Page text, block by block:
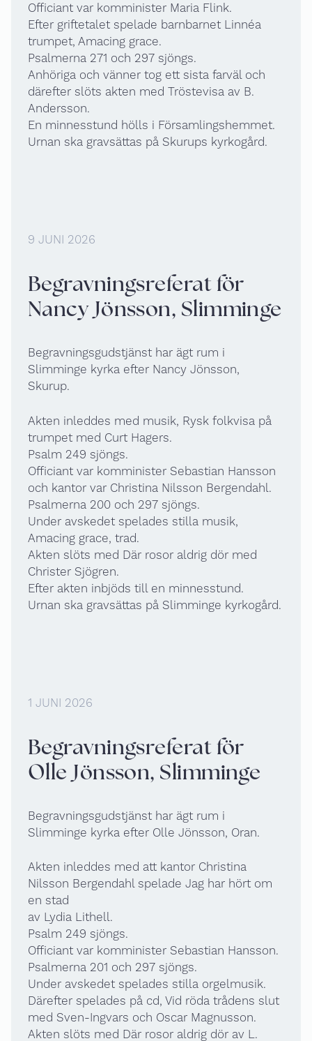
Officiant var komminister Maria Flink.
Efter griftetalet spelade barnbarnet Linnéa
trumpet, Amacing grace.
Psalmerna 271 och 297 sjöngs.
Anhöriga och vänner tog ett sista farväl och
därefter slöts akten med Tröstevisa av B.
Andersson.
En minnesstund hölls i Församlingshemmet.
Urnan ska gravsättas på Skurups kyrkogård.
9 JUNI 2026
Begravningsreferat för
Nancy Jönsson, Slimminge
Begravningsgudstjänst har ägt rum i
Slimminge kyrka efter Nancy Jönsson,
Skurup.
Akten inleddes med musik, Rysk folkvisa på
trumpet med Curt Hagers.
Psalm 249 sjöngs.
Officiant var komminister Sebastian Hansson
och kantor var Christina Nilsson Bergendahl.
Psalmerna 200 och 297 sjöngs.
Under avskedet spelades stilla musik,
Amacing grace, trad.
Akten slöts med Där rosor aldrig dör med
Christer Sjögren.
Efter akten inbjöds till en minnesstund.
Urnan ska gravsättas på Slimminge kyrkogård.
1 JUNI 2026
Begravningsreferat för
Olle Jönsson, Slimminge
Begravningsgudstjänst har ägt rum i
Slimminge kyrka efter Olle Jönsson, Oran.
Akten inleddes med att kantor Christina
Nilsson Bergendahl spelade Jag har hört om
en stad
av Lydia Lithell.
Psalm 249 sjöngs.
Officiant var komminister Sebastian Hansson.
Psalmerna 201 och 297 sjöngs.
Under avskedet spelades stilla orgelmusik.
Därefter spelades på cd, Vid röda trådens slut
med Sven-Ingvars och Oscar Magnusson.
Akten slöts med Där rosor aldrig dör av L.